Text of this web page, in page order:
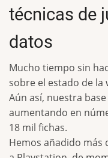
técnicas de
datos
Mucho tiempo sin
sobre el estado de la
Aún así, nuestra
aumentando en
18 mil fichas.
Hemos añadido más